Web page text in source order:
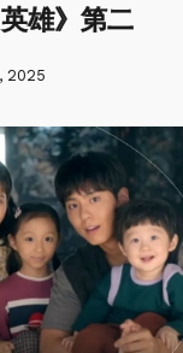
雄》第二
2025